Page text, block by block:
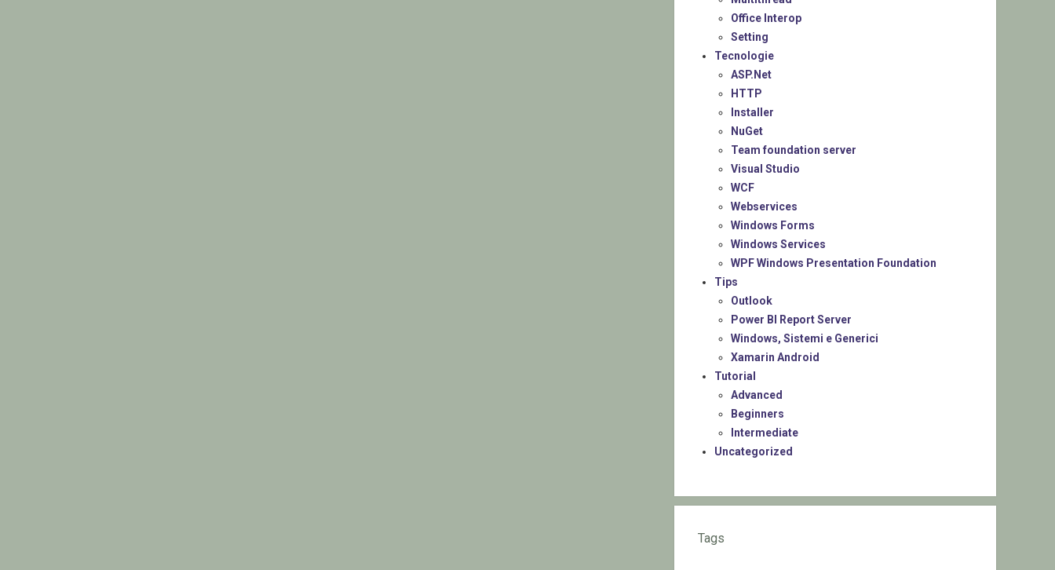
Office Interop
Setting
Tecnologie
ASP.Net
HTTP
Installer
NuGet
Team foundation server
Visual Studio
WCF
Webservices
Windows Forms
Windows Services
WPF Windows Presentation Foundation
Tips
Outlook
Power BI Report Server
Windows, Sistemi e Generici
Xamarin Android
Tutorial
Advanced
Beginners
Intermediate
Uncategorized
Tags